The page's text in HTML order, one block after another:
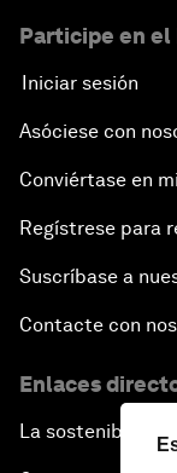
Participe en el
Iniciar sesión
Asóciese con
Conviértase en
Regístrese para
Suscríbase a
Contacte con
Enlaces
La sostenibilidad